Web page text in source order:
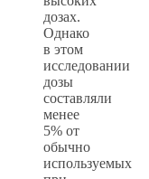
дозах.
Однако
в этом
исследовании
дозы
составляли
менее
5% от
обычно
используемых